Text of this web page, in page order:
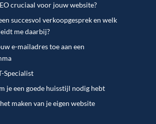
cruciaal voor jouw website?
succesvol verkoopgesprek en welk
me daarbij?
e-mailadres toe aan een
Specialist
je een goede huisstijl nodig hebt
maken van je eigen website